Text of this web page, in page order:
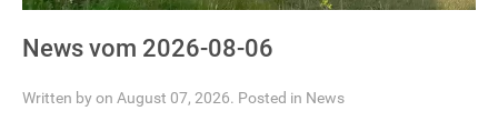
News vom 2026-08-06
Written by on August 07, 2026. Posted in News